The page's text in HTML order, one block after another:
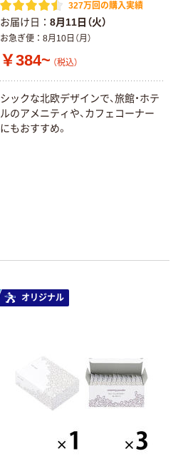
327万回の購入実績
お届け日 8月11日（火）
お急ぎ便 8月10日（月）
￥384~ （税込）
シックな北欧デザインで、旅館・ホテ
ルのアメニティや、カフェコーナー
にもおすすめ。
オリジナル